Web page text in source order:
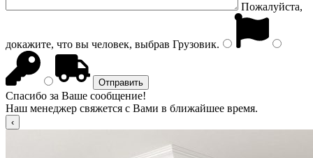
Пожалуйста,
докажите, что вы человек, выбрав Грузовик.
Спасибо за Ваше сообщение!
Наш менеджер свяжется с Вами в ближайшее время.